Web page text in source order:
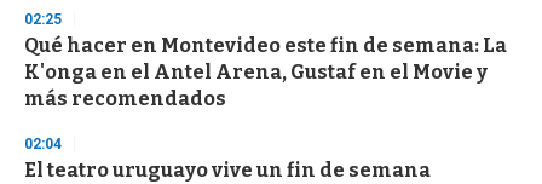
02:25
Qué hacer en Montevideo este fin de semana: La
K'onga en el Antel Arena, Gustaf en el Movie y
más recomendados
02:04
El teatro uruguayo vive un fin de semana